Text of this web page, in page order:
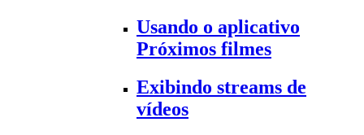
Usando o aplicativo
Próximos filmes
Exibindo streams de
vídeos